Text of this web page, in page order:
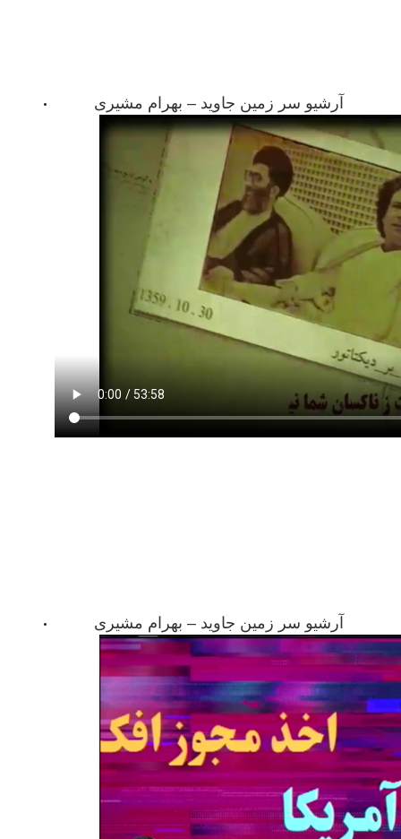
02/13/23
آرشیو سر زمین جاوید – بهرام مشیری
01/18/23
آرشیو سر زمین جاوید – بهرام مشیری